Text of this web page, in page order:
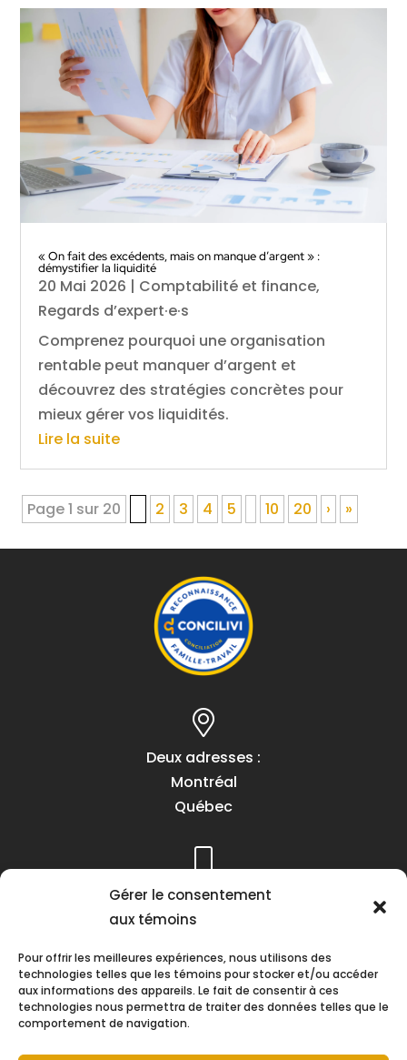
Gérer le consentement
aux témoins
Pour offrir les meilleures expériences, nous utilisons des
technologies telles que les témoins pour stocker et/ou accéder
aux informations des appareils. Le fait de consentir à ces
technologies nous permettra de traiter des données telles que le
comportement de navigation.
« On fait des excédents, mais on manque d’argent » :
démystifier la liquidité
20 Mai 2026 | Comptabilité et finance,
Regards d’expert·e·s
Comprenez pourquoi une organisation
rentable peut manquer d’argent et
découvrez des stratégies concrètes pour
mieux gérer vos liquidités.
Lire la suite
Page 1 sur 20 2 3 4 5 10 20 › »
Deux adresses :
Montréal
Québec
Téléphone :
(418) 622-1001
Heures d’ouverture :